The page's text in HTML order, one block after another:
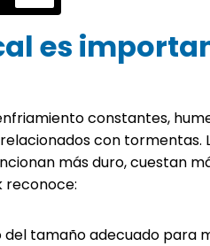
es
constantes,
con tormentas.
más duro, cuestan
reconoce:
del tamaño adecuado para